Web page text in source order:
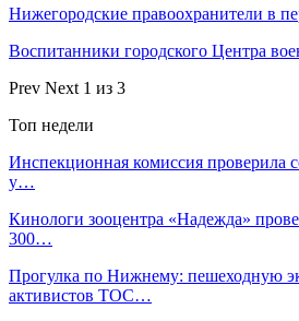
Нижегородские правоохранители в
Воспитанники городского Центра
Prev Next 1 из 3
Топ недели
Инспекционная комиссия проверила
у…
Кинологи зооцентра «Надежда»
300…
Прогулка по Нижнему: пешеходную
активистов ТОС…